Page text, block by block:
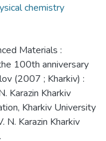
chemistry
Materials :
100th anniversary
(2007 ; Kharkiv) :
Karazin Kharkiv
Kharkiv University
N. Karazin Kharkiv